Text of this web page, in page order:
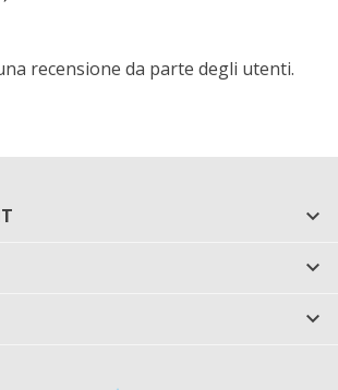
recensione da parte degli utenti.


